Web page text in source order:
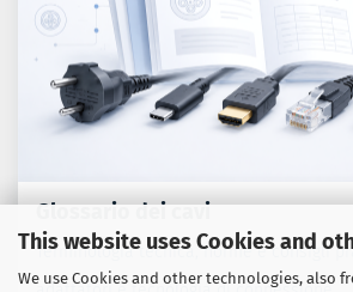
This website uses Cookies and
We use Cookies and other technologies, also
Glossario dei cavi
Terminologia tecnica, norme e consigli